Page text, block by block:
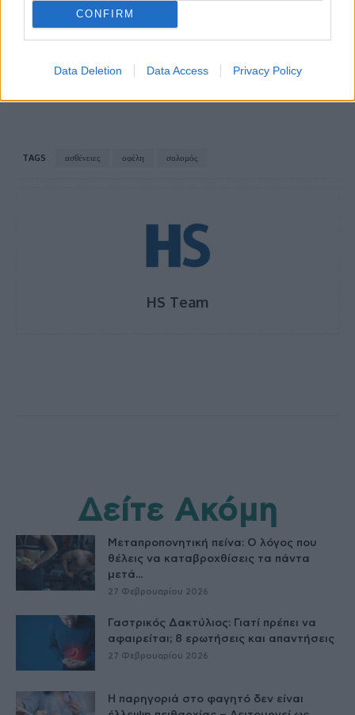
CONFIRM
Data Deletion Data Access Privacy Policy
Το TikTok ανακάλυψε έναν γρήγορο και
Προσοχή, λένε οι διατροφολόγοι
TAGS ασθένειες οφέλη σολομός
HS Team
Δείτε Ακόμη
Μεταπροπονητική πείνα: Ο λόγος που
θέλεις να καταβροχθίσεις τα πάντα
μετά...
27 Φεβρουαρίου 2026
Γαστρικός Δακτύλιος: Γιατί πρέπει να
αφαιρείται; 8 ερωτήσεις και απαντήσεις
27 Φεβρουαρίου 2026
Η παρηγοριά στο φαγητό δεν είναι